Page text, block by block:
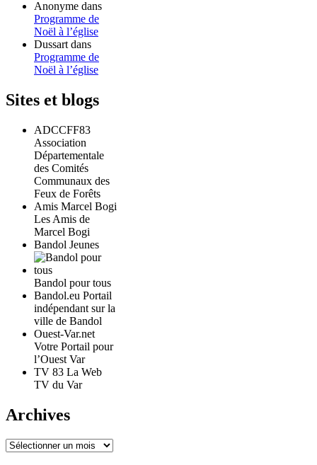
Anonyme dans
Programme de
Noël à l’église
Dussart dans
Programme de
Noël à l’église
Sites et blogs
ADCCFF83
Association
Départementale
des Comités
Communaux des
Feux de Forêts
Amis Marcel Bogi
Les Amis de
Marcel Bogi
Bandol Jeunes
Bandol pour tous
Bandol.eu Portail
indépendant sur la
ville de Bandol
Ouest-Var.net
Votre Portail pour
l’Ouest Var
TV 83 La Web
TV du Var
Archives
Archives